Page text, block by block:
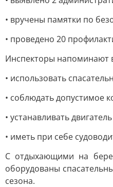
• вручены памятки по
• проведено 20
Инспекторы напоминают
• использовать
• соблюдать допустимое
• устанавливать
• иметь при себе
С отдыхающими на
оборудованы
сезона.